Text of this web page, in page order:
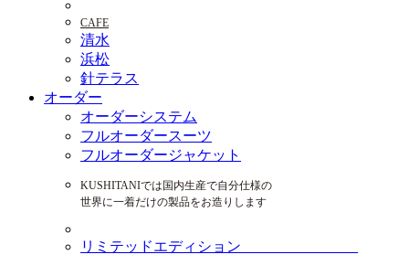
CAFE
清水
浜松
針テラス
オーダー
オーダーシステム
フルオーダースーツ
フルオーダージャケット
KUSHITANIでは国内生産で自分仕様の
世界に一着だけの製品をお造りします
リミテッドエディション